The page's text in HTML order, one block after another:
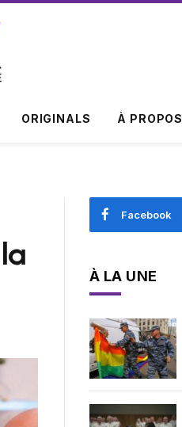
ORIGINALS À PROPOS
Facebook
À LA UNE